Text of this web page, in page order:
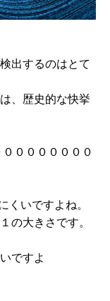
出するのはとて
、歴史的な快挙
０００００００
いですよね。
の大きさです。
ですよ